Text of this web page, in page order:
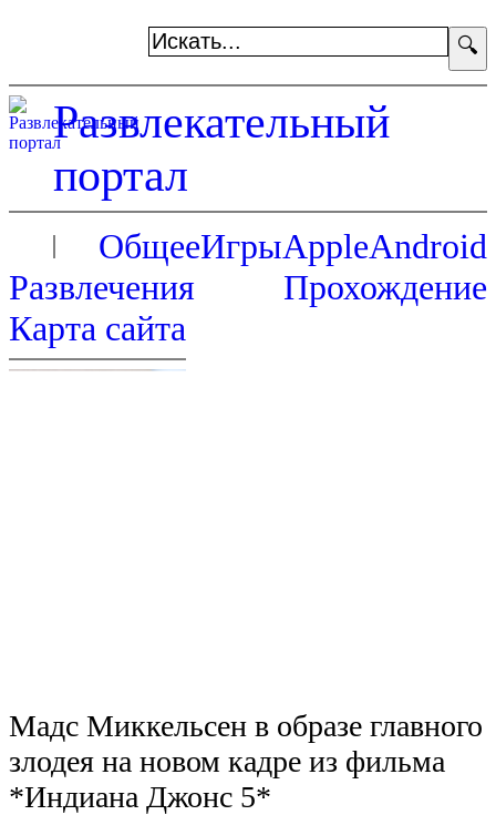
🔍
Развлекательный
портал
ОбщееИгрыAppleAndroid
Развлечения
Прохождение
Карта сайта
Мадс Миккельсен в образе главного
злодея на новом кадре из фильма
*Индиана Джонс 5*